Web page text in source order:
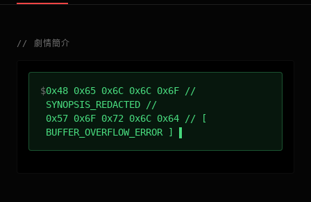
// 劇情簡介
$0x48 0x65 0x6C 0x6C 0x6F //
SYNOPSIS_REDACTED //
0x57 0x6F 0x72 0x6C 0x64 // [
BUFFER_OVERFLOW_ERROR ]